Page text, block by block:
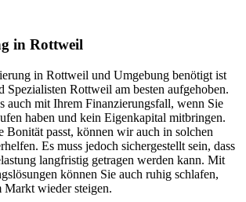
in Rottweil
in Rottweil und Umgebung benötigt ist
Spezialisten Rottweil am besten aufgehoben.
auch mit Ihrem Finanzierungsfall, wenn Sie
haben und kein Eigenkapital mitbringen.
Bonität passt, können wir auch in solchen
Es muss jedoch sichergestellt sein, dass
langfristig getragen werden kann. Mit
können Sie auch ruhig schlafen,
Markt wieder steigen.